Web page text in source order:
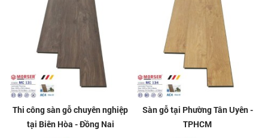
Thi công sàn gỗ chuyên nghiệp
tại Biên Hòa - Đồng Nai
Sàn gỗ tại Phường Tân Uyên -
TPHCM